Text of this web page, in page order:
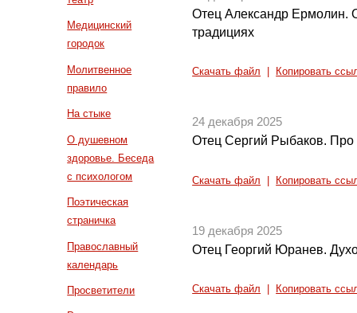
Медицинский
городок
Молитвенное
правило
На стыке
О душевном
здоровье. Беседа
с психологом
Поэтическая
страничка
Православный
календарь
Просветители
Отец Александр Ермолин.
традициях
Скачать файл Копировать
24 декабря 2025
Отец Сергий Рыбаков.
Скачать файл Копировать
19 декабря 2025
Отец Георгий Юранев.
Скачать файл Копировать